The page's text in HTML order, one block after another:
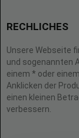
RECHLICHES
Unsere Webseite
und sogenannten
einem * oder
Anklicken der
einen kleinen
verbessern.